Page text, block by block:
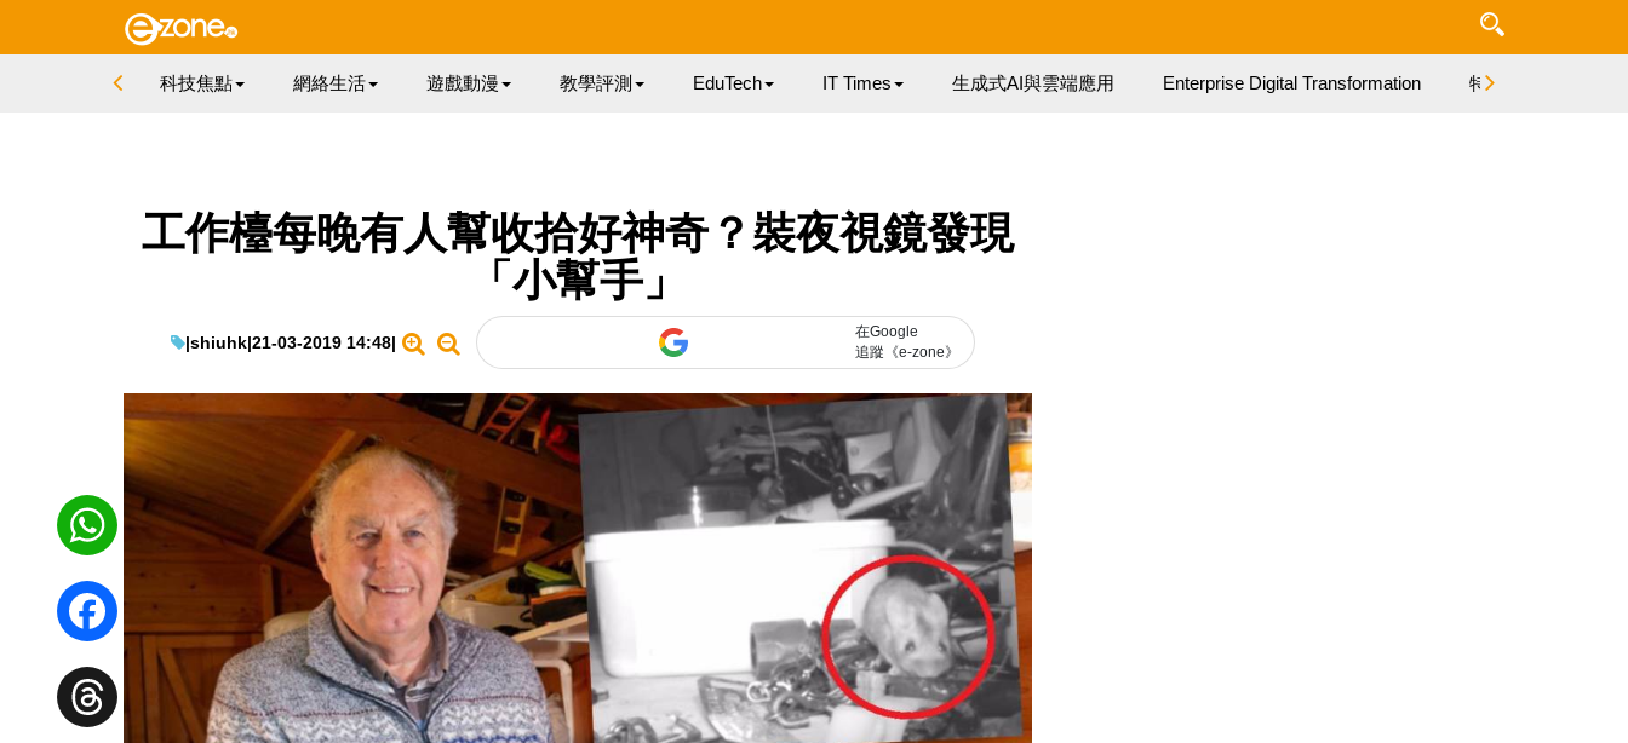
科技焦點 網絡生活 遊戲動漫 教學評測 EduTech IT Times 生成式AI與雲端應用 Enterprise Digital Transformation 特集
工作檯每晚有人幫收拾好神奇？裝夜視鏡發現
「小幫手」
|shiuhk|21-03-2019 14:48|
在Google
追蹤《e-zone》
WhatsApp
Facebook